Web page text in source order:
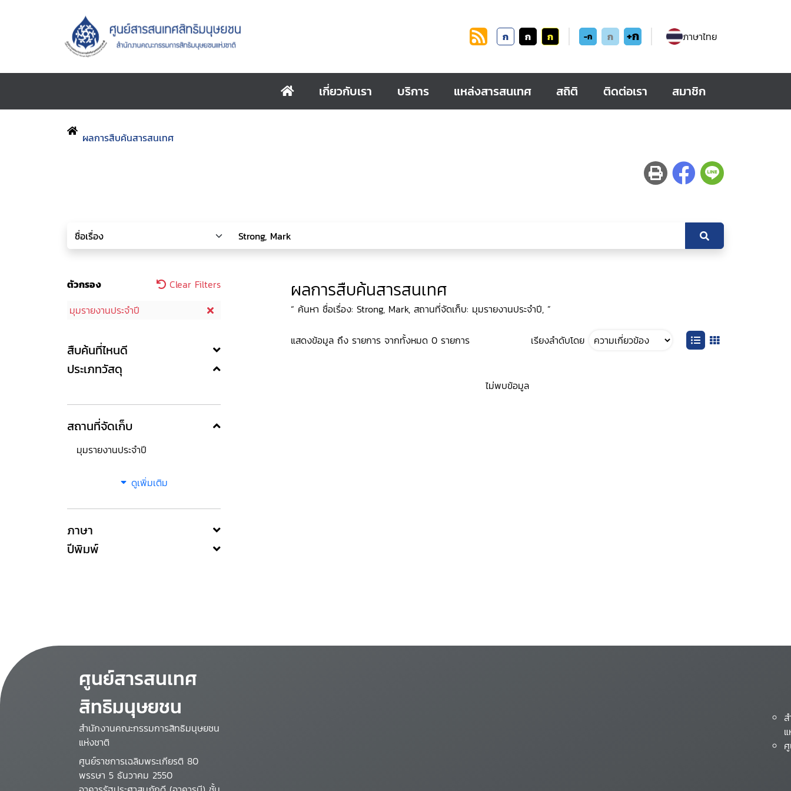
ก ก ก -ก ก +ก ภาษาไทย
เกี่ยวกับเรา บริการ แหล่งสารสนเทศ สถิติ ติดต่อเรา สมาชิก
ผลการสืบค้นสารสนเทศ
ตัวกรอง
Clear Filters
มุมรายงานประจำปี
สืบค้นที่ไหนดี
ประเภทวัสดุ
สถานที่จัดเก็บ
มุมรายงานประจำปี
ดูเพิ่มเติม
ภาษา
ปีพิมพ์
ผลการสืบค้นสารสนเทศ
“ ค้นหา ชื่อเรื่อง: Strong, Mark, สถานที่จัดเก็บ: มุมรายงานประจำปี, ”
แสดงข้อมูล ถึง รายการ จากทั้งหมด 0 รายการ เรียงลำดับโดย
ไม่พบข้อมูล
ศูนย์สารสนเทศ
สิทธิมนุษยชน
สำนักงานคณะกรรมการสิทธิมนุษยชน
แห่งชาติ
ศูนย์ราชการเฉลิมพระเกียรติ 80
พรรษา 5 ธันวาคม 2550